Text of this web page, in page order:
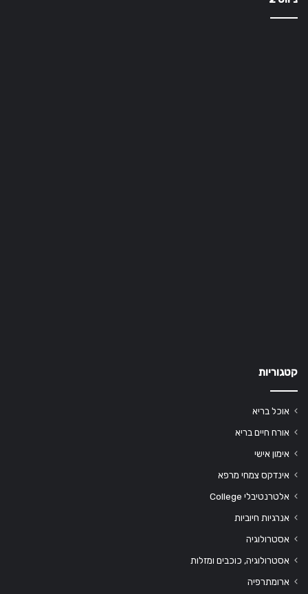
קטגוריות
אוכל בריא
אורח חיים בריא
אימון אישי
אינדקס צמחי מרפא
אלטרנטיבלי College
אנרגיות חיוביות
אסטרולוגיה
אסטרולוגיה, כוכבים ומזלות
ארומתרפיה